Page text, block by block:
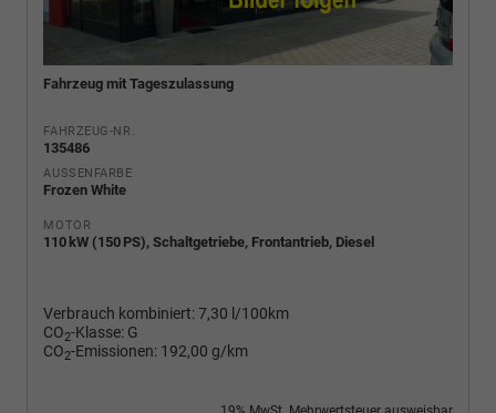
Fahrzeug mit Tageszulassung
FAHRZEUG-NR.
135486
AUSSENFARBE
Frozen White
MOTOR
110 kW (150 PS), Schaltgetriebe, Frontantrieb, Diesel
Verbrauch kombiniert:7,30 l/100km
CO2-Klasse: G
CO2-Emissionen: 192,00 g/km